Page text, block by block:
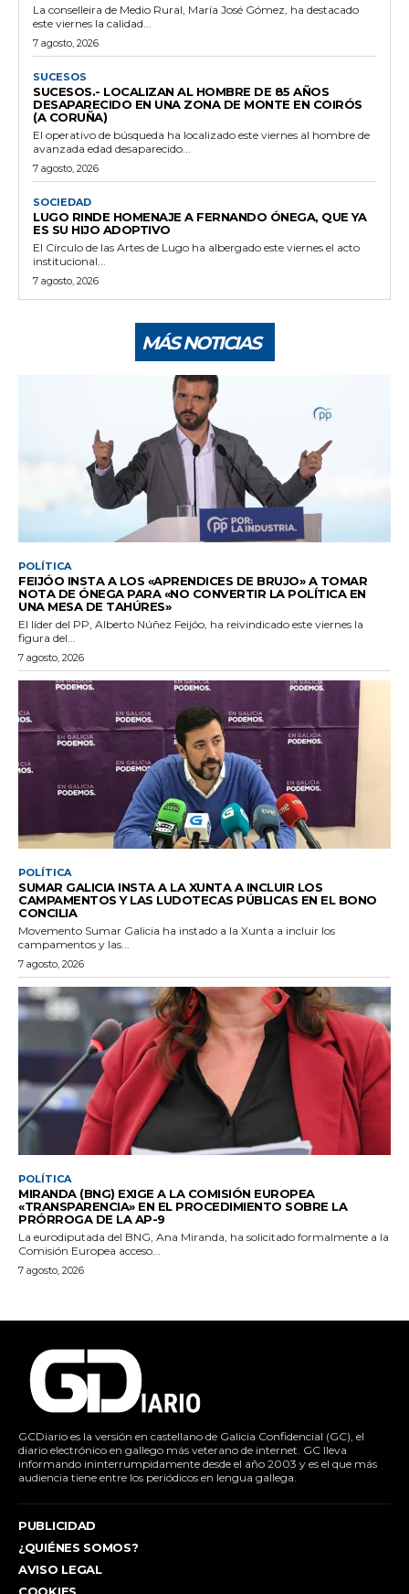
La conselleira de Medio Rural, María José Gómez, ha destacado
este viernes la calidad...
7 agosto, 2026
SUCESOS
SUCESOS.- LOCALIZAN AL HOMBRE DE 85 AÑOS
DESAPARECIDO EN UNA ZONA DE MONTE EN COIRÓS
(A CORUÑA)
El operativo de búsqueda ha localizado este viernes al hombre de
avanzada edad desaparecido...
7 agosto, 2026
SOCIEDAD
LUGO RINDE HOMENAJE A FERNANDO ÓNEGA, QUE YA
ES SU HIJO ADOPTIVO
El Círculo de las Artes de Lugo ha albergado este viernes el acto
institucional...
7 agosto, 2026
MÁS NOTICIAS
POLÍTICA
FEIJÓO INSTA A LOS «APRENDICES DE BRUJO» A TOMAR
NOTA DE ÓNEGA PARA «NO CONVERTIR LA POLÍTICA EN
UNA MESA DE TAHÚRES»
El líder del PP, Alberto Núñez Feijóo, ha reivindicado este viernes la
figura del...
7 agosto, 2026
POLÍTICA
SUMAR GALICIA INSTA A LA XUNTA A INCLUIR LOS
CAMPAMENTOS Y LAS LUDOTECAS PÚBLICAS EN EL BONO
CONCILIA
Movemento Sumar Galicia ha instado a la Xunta a incluir los
campamentos y las...
7 agosto, 2026
POLÍTICA
MIRANDA (BNG) EXIGE A LA COMISIÓN EUROPEA
«TRANSPARENCIA» EN EL PROCEDIMIENTO SOBRE LA
PRÓRROGA DE LA AP-9
La eurodiputada del BNG, Ana Miranda, ha solicitado formalmente a la
Comisión Europea acceso...
7 agosto, 2026
GCDiario es la versión en castellano de Galicia Confidencial (GC), el
diario electrónico en gallego más veterano de internet. GC lleva
informando ininterrumpidamente desde el año 2003 y es el que más
audiencia tiene entre los periódicos en lengua gallega.
PUBLICIDAD
¿QUIÉNES SOMOS?
AVISO LEGAL
COOKIES